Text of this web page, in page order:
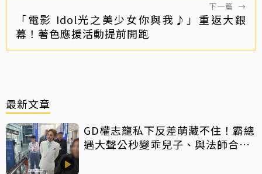
下一篇 →
「電影 Idol光之美少女你與我♪」重返大銀
幕！著色應援活動提前開跑
最新文章
GD權志龍私下反差萌藏不住！霸總
遇大聲公秒變乖兒子、與法師合照